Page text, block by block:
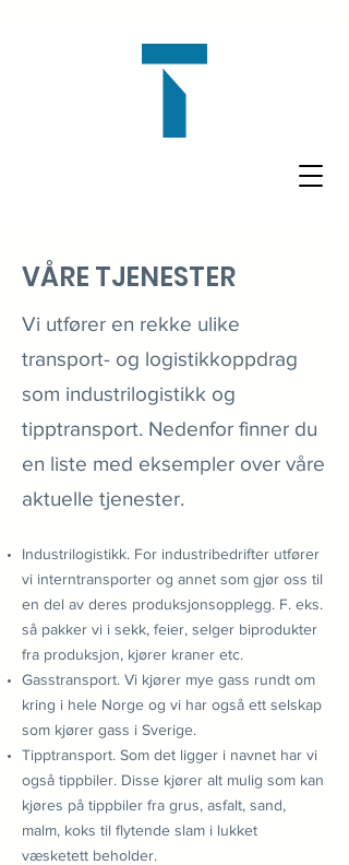
VÅRE TJENESTER
Vi utfører en rekke ulike
transport- og logistikkoppdrag
som industrilogistikk og
tipptransport. Nedenfor finner du
en liste med eksempler over våre
aktuelle tjenester.
Industrilogistikk. For industribedrifter utfører
vi interntransporter og annet som gjør oss til
en del av deres produksjonsopplegg. F. eks.
så pakker vi i sekk, feier, selger biprodukter
fra produksjon, kjører kraner etc.
Gasstransport. Vi kjører mye gass rundt om
kring i hele Norge og vi har også ett selskap
som kjører gass i Sverige.
Tipptransport. Som det ligger i navnet har vi
også tippbiler. Disse kjører alt mulig som kan
kjøres på tippbiler fra grus, asfalt, sand,
malm, koks til flytende slam i lukket
væsketett beholder.